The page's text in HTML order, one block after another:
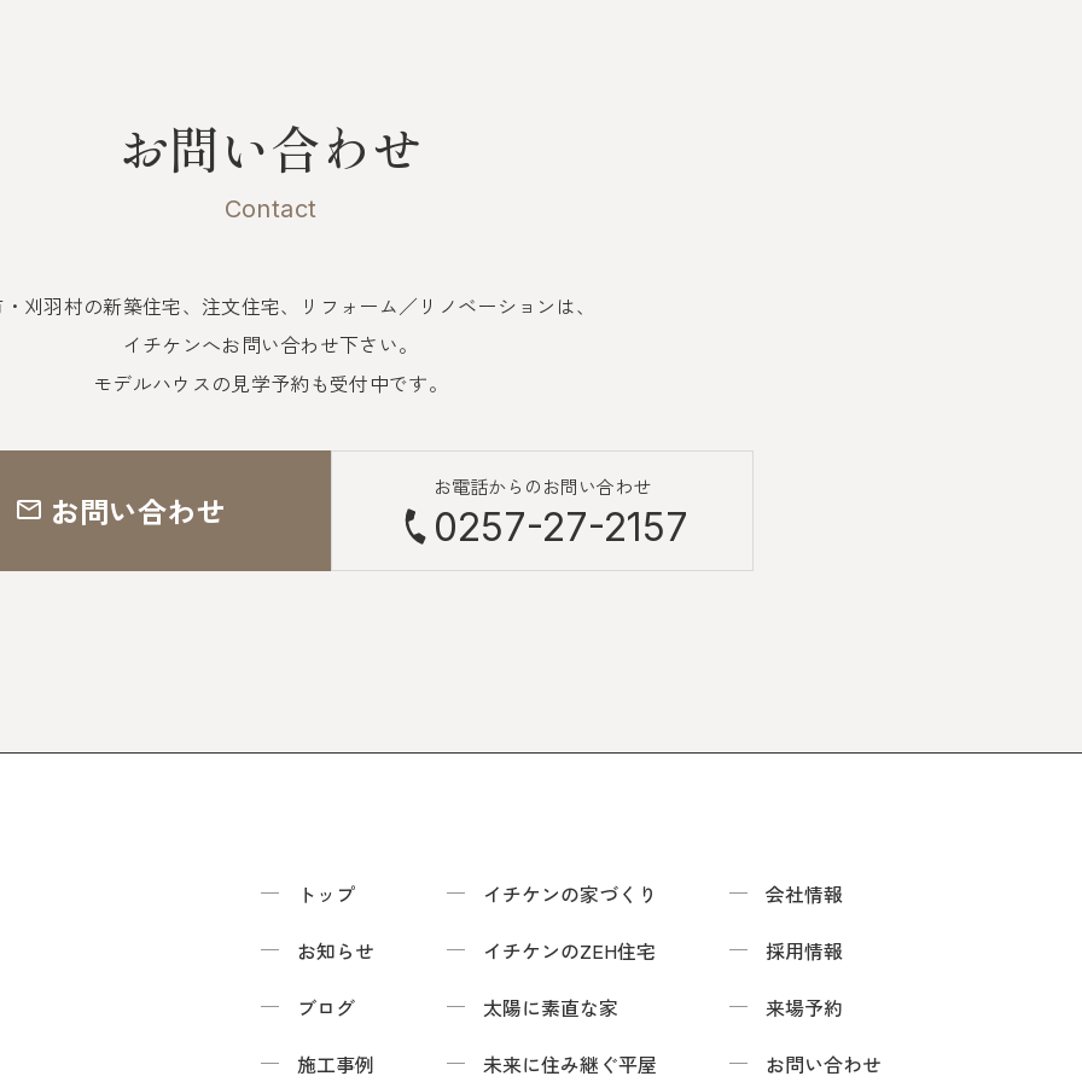
お問い合わせ
Contact
刈羽村の新築住宅、注文住宅、
リフォーム／リノベーションは、
イチケンへお問い合わせ下さい。
モデルハウスの見学予約も受付中です。
お問い合わせ
お電話からのお問い合わせ
0257-27-2157
トップ
お知らせ
ブログ
施工事例
イチケンの家づくり
イチケンのZEH住宅
太陽に素直な家
未来に住み継ぐ平屋
会社情報
採用情報
来場予約
お問い合わせ